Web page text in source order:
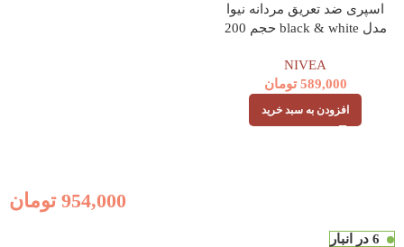
اسپری ضد تعریق مردانه نیوا
مدل black & white حجم 200
NIVEA
589,000 تومان
افزودن به سبد خرید
954,000 تومان
6 در انبار